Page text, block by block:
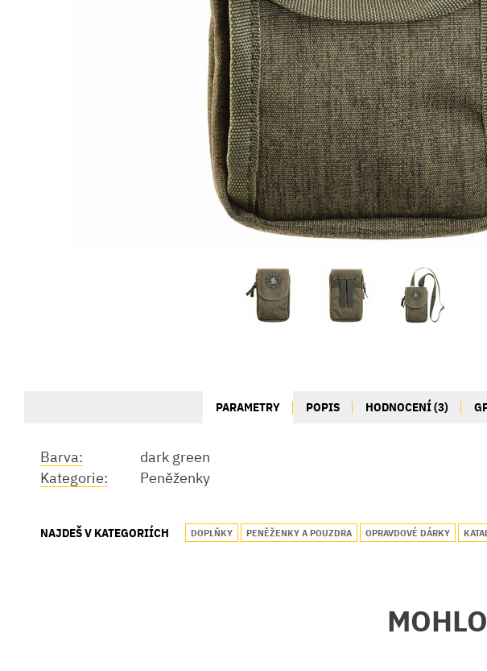
PARAMETRY POPIS HODNOCENÍ (3)
Barva:
dark green
Kategorie:
Peněženky
NAJDEŠ V KATEGORIÍCH DOPLŇKY PENĚŽENKY A POUZDRA OPRAVDOVÉ DÁRKY